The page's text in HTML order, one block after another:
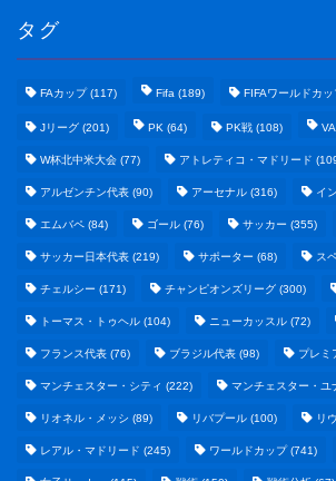
タグ
FAカップ(117) Fifa (189) FIFAワールドカッ
Jリーグ (201) PK (64) PK戦 (108)
W杯北中米大会 (77) アトレティコ・マドリード
アルゼンチン代表 (90) アーセナル (316) イ
エムバペ (84) ゴール (76) サッカー (355)
サッカー日本代表 (219) サポーター (68) ス
チェルシー (171) チャンピオンズリーグ (300)
トーマス・トゥヘル (104) ニューカッスル (72)
フランス代表 (76) ブラジル代表 (98) プレミ
マンチェスター・シティ (222) マンチェスター・ユ
リオネル・メッシ (89) リバプール (100) リ
レアル・マドリード (245) ワールドカップ(741)
テクノロジ
ビジネス・経